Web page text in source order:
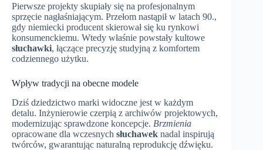
Pierwsze projekty skupiały się na profesjonalnym
sprzęcie nagłaśniającym. Przełom nastąpił w latach 90.,
gdy niemiecki producent skierował się ku rynkowi
konsumenckiemu. Wtedy właśnie powstały kultowe
słuchawki, łączące precyzję studyjną z komfortem
codziennego użytku.
Wpływ tradycji na obecne modele
Dziś dziedzictwo marki widoczne jest w każdym
detalu. Inżynierowie czerpią z archiwów projektowych,
modernizując sprawdzone koncepcje. Brzmienia
opracowane dla wczesnych słuchawek nadal inspirują
twórców, gwarantując naturalną reprodukcję dźwięku.